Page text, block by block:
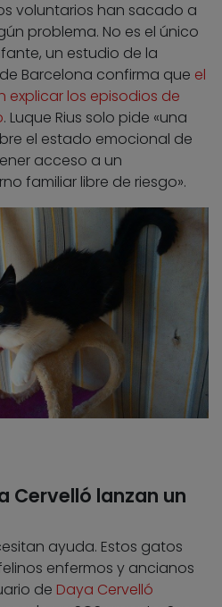
voluntarios han sacado a
problema. No es el único
un estudio de la
Barcelona confirma que el
explicar los episodios de
. Luque Rius solo pide «una
el estado emocional de
acceso a un
familiar libre de riesgo».
Cervelló lanzan un
ayuda. Estos gatos
enfermos y ancianos
de Daya Cervelló